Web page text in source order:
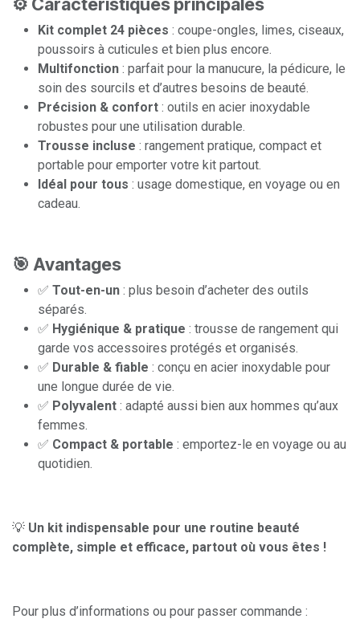
Kit complet 24 pièces : coupe-ongles, limes, ciseaux,
poussoirs à cuticules et bien plus encore.
Multifonction : parfait pour la manucure, la pédicure, le
soin des sourcils et d’autres besoins de beauté.
Précision & confort : outils en acier inoxydable
robustes pour une utilisation durable.
Trousse incluse : rangement pratique, compact et
portable pour emporter votre kit partout.
Idéal pour tous : usage domestique, en voyage ou en
cadeau.
🎯 Avantages
✅ Tout-en-un : plus besoin d’acheter des outils
séparés.
✅ Hygiénique & pratique : trousse de rangement qui
garde vos accessoires protégés et organisés.
✅ Durable & fiable : conçu en acier inoxydable pour
une longue durée de vie.
✅ Polyvalent : adapté aussi bien aux hommes qu’aux
femmes.
✅ Compact & portable : emportez-le en voyage ou au
quotidien.
💡 Un kit indispensable pour une routine beauté
complète, simple et efficace, partout où vous êtes !
Pour plus d’informations ou pour passer commande :